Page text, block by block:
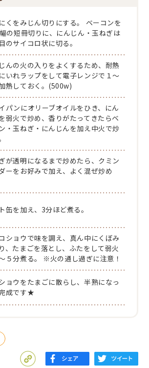
くをみじん切りにする。
ベーコンを
の短冊切りに、にんじん・玉ねぎは
のサイコロ状に切る。
んの火の入りをよくするため、耐熱
いれラップをして電子レンジで１～
熱しておく。(500w)
パンにオリーブオイルをひき、にん
弱火で炒め、香りがたってきたらベ
・玉ねぎ・にんじんを加え中火で炒
が透明になるまで炒めたら、クミン
ーをお好みで加え、よく混ぜ炒め
缶を加え、3分ほど煮る。
ショウで味を調え、真ん中にくぼみ
、たまごを落とし、ふたをして弱火
５分煮る。
※火の通し過ぎに注意！
ョウをたまごに散らし、半熟になっ
成です★